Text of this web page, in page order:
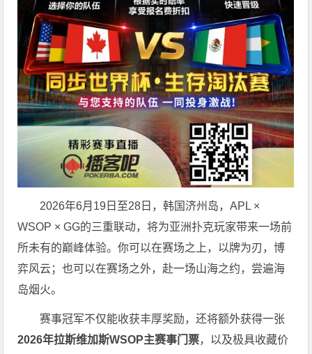
2026年6月19日至28日，韩国济州岛，APL ×
WSOP × GG的三重联动，将为亚洲扑克玩家带来一场前
所未有的巅峰体验。你可以在赛场之上，以牌为刃，博
弈风云；也可以在赛场之外，赴一场山海之约，尝遍海
岛烟火。
赛事冠军不仅能收获丰厚奖励，还将额外获得一张
2026年拉斯维加斯WSOP主赛事门票，以及极具收藏价